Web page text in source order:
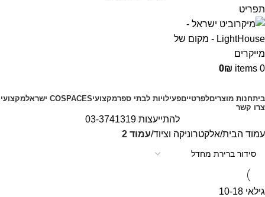
תפריט
0
items
0₪
ביתחנות מוצריםלפרטייםפעילויות לבתי ספרמקצועיCOSPACES ישראל
מקצועי
צרו קשר
להתייעצות 03-3741319
עמוד הבית אלקטרוניקה וציוד עמוד 2
גילאי 10-18